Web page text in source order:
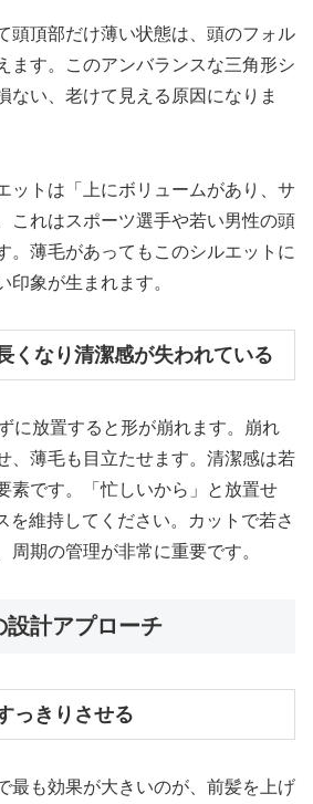
頭頂部だけ薄い状態は、頭のフォル
ます。このアンバランスな三角形シ
ない、老けて見える原因になりま
ットは「上にボリュームがあり、サ
これはスポーツ選手や若い男性の頭
。薄毛があってもこのシルエットに
印象が生まれます。
くなり清潔感が失われている
に放置すると形が崩れます。崩れ
、薄毛も目立たせます。清潔感は若
素です。「忙しいから」と放置せ
を維持してください。カットで若さ
周期の管理が非常に重要です。
設計アプローチ
っきりさせる
最も効果が大きいのが、前髪を上げ